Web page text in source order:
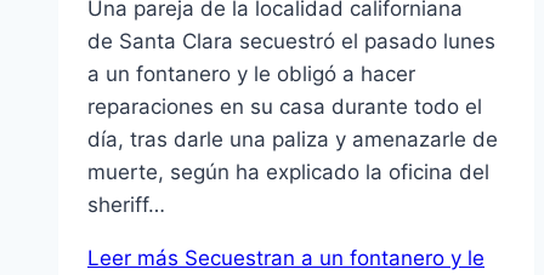
Una pareja de la localidad californiana
de Santa Clara secuestró el pasado lunes
a un fontanero y le obligó a hacer
reparaciones en su casa durante todo el
dí­a, tras darle una paliza y amenazarle de
muerte, según ha explicado la oficina del
sheriff…
Leer más Secuestran a un fontanero y le